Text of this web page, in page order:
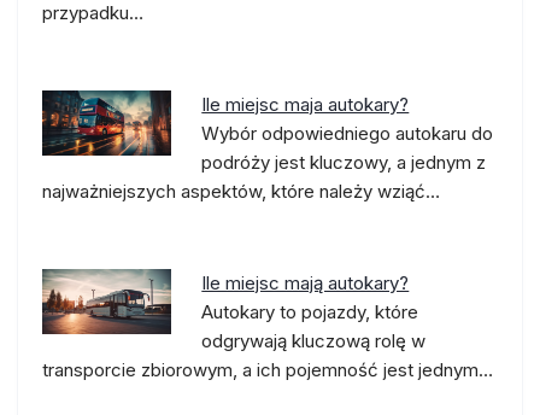
przypadku…
Ile miejsc maja autokary?
Wybór odpowiedniego autokaru do
podróży jest kluczowy, a jednym z
najważniejszych aspektów, które należy wziąć…
Ile miejsc mają autokary?
Autokary to pojazdy, które
odgrywają kluczową rolę w
transporcie zbiorowym, a ich pojemność jest jednym…